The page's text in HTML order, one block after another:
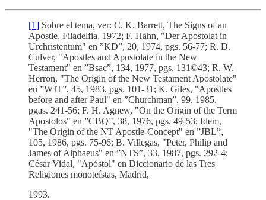
[1] Sobre el tema, ver: C. K. Barrett, The Signs of an
Apostle, Filadelfia, 1972; F. Hahn, "Der Apostolat in
Urchristentum" en ”KD”, 20, 1974, pgs. 56-77; R. D.
Culver, "Apostles and Apostolate in the New
Testament" en ”Bsac”, 134, 1977, pgs. 131©43; R. W.
Herron, "The Origin of the New Testament Apostolate"
en ”WJT”, 45, 1983, pgs. 101-31; K. Giles, "Apostles
before and after Paul" en ”Churchman”, 99, 1985,
pgas. 241-56; F. H. Agnew, "On the Origin of the Term
Apostolos" en ”CBQ”, 38, 1976, pgs. 49-53; Idem,
"The Origin of the NT Apostle-Concept" en ”JBL”,
105, 1986, pgs. 75-96; B. Villegas, "Peter, Philip and
James of Alphaeus" en ”NTS”, 33, 1987, pgs. 292-4;
César Vidal, "Apóstol" en Diccionario de las Tres
Religiones monoteístas, Madrid,
1993.